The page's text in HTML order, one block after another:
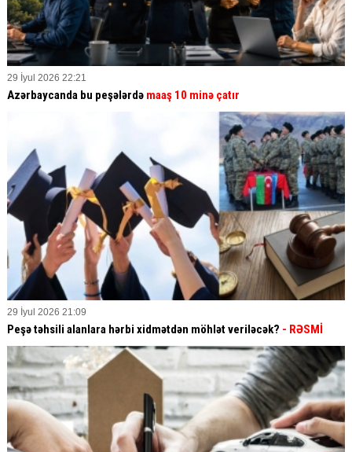
29 İyul 2026 22:21
Azərbaycanda bu peşələrdə maaş 10 minə çatır
29 İyul 2026 21:09
Peşə təhsili alanlara hərbi xidmətdən möhlət veriləcək? - RƏSMİ